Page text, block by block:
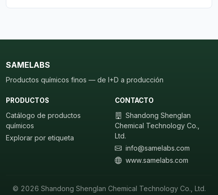
SAMELABS
Productos químicos finos — de I+D a producción
PRODUCTOS
Catálogo de productos
químicos
Explorar por etiqueta
CONTACTO
Shandong Shenglan
Chemical Technology Co.,
Ltd.
info@samelabs.com
www.samelabs.com
© 2026 Shandong Shenglan Chemical Technology Co., Ltd.